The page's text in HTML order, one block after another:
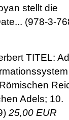
stellt die
(978-3-
TITEL:
Adels; 10.
25,00 EUR